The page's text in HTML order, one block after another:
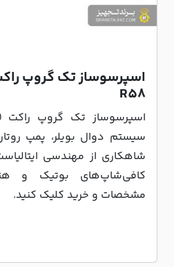
R58
شاهکاری از مهندسی
کافی‌شاپ‌های بوتیک و
مشخصات و خرید کلیک کنید.